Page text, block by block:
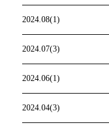
2024.08(1)
2024.07(3)
2024.06(1)
2024.04(3)